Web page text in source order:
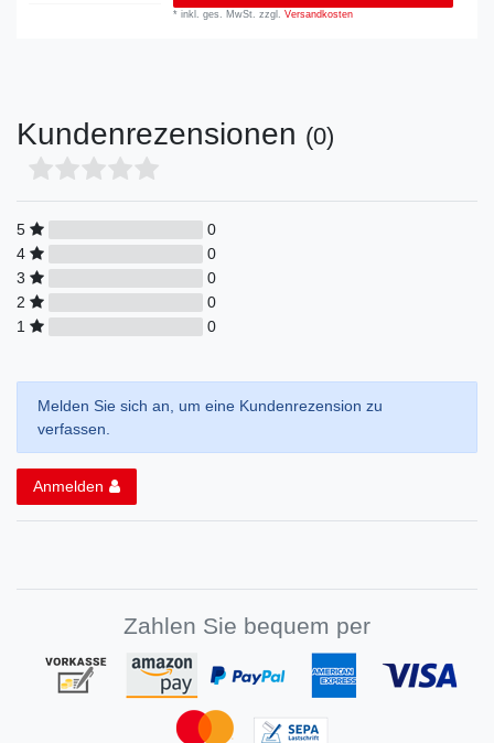
*inkl. ges. MwSt. zzgl.Versandkosten
Kundenrezensionen (0)
5
0
4
0
3
0
2
0
1
0
Melden Sie sich an, um eine Kundenrezension zu
verfassen.
Anmelden
Zahlen Sie bequem per